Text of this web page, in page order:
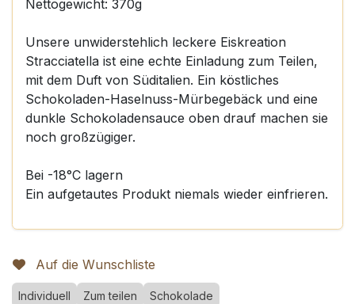
Nettogewicht: 370g
Unsere unwiderstehlich leckere Eiskreation
Stracciatella ist eine echte Einladung zum Teilen,
mit dem Duft von Süditalien. Ein köstliches
Schokoladen-Haselnuss-Mürbegebäck und eine
dunkle Schokoladensauce oben drauf machen sie
noch großzügiger.
Bei -18°C lagern
Ein aufgetautes Produkt niemals wieder einfrieren.
Auf die Wunschliste
Individuell Zum teilen Schokolade